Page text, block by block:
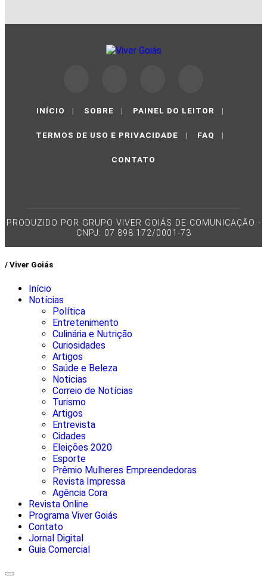
INÍCIO | SOBRE | PAINEL DO LEITOR |
TERMOS DE USO E PRIVACIDADE | FAQ |
CONTATO
PRODUZIDO POR GRUPO VIVER GOIÁS DE COMUNICAÇÃO -
CNPJ: 07.898.172/0001-73
/ Viver Goiás
Início
Notícias
Política
Entretenimento
Culinária e Nutrição
Curiosidades
Artigos
Saúde e Beleza
Noticias
Correio de Notícias
Turismo
Artigos
Entrevista
Cidades
Eleições 2020
Esporte
Prêmio Mulheres Empreendedoras
Revista Impressa
Agência Cora
Revista Online
Programa Viver Goiás
Contato
Jornal Digital
Guia Comercial